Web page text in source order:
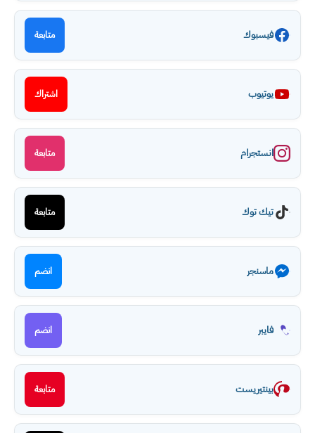
فيسبوك متابعة
يوتيوب اشتراك
انستجرام متابعة
تيك توك متابعة
ماسنجر انضم
فايبر انضم
بينتيريست متابعة